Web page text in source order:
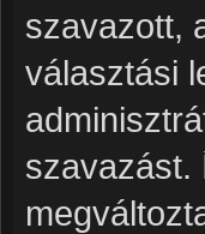
szavazott,
választási
szavazást.